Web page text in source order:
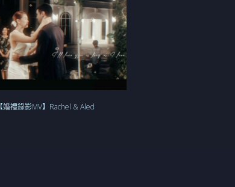
【婚禮錄影MV】Rachel & Aled